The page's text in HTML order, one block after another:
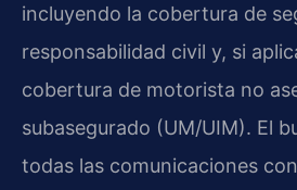
incluyendo la cobertura de
responsabilidad civil y, si
cobertura de motorista no
subasegurado (UM/UIM). El
todas las comunicaciones